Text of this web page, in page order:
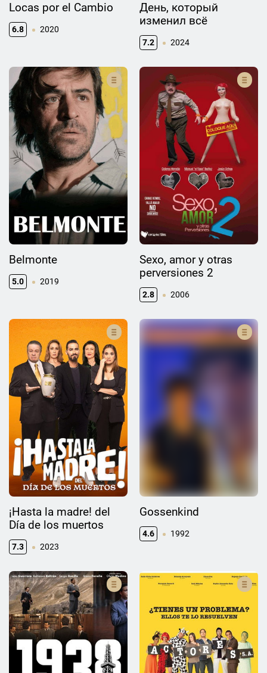
Locas por el Cambio
6.8 2020
День, который
изменил всё
7.2 2024
Belmonte
5.0 2019
Sexo, amor y otras
perversiones 2
2.8 2006
¡Hasta la madre! del
Día de los muertos
7.3 2023
Gossenkind
4.6 1992